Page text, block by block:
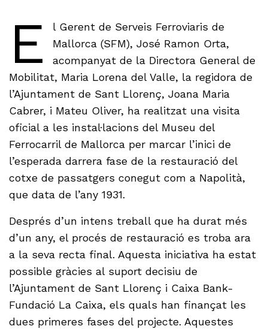
E
l Gerent de Serveis Ferroviaris de
Mallorca (SFM), José Ramon Orta,
acompanyat de la Directora General de
Mobilitat, Maria Lorena del Valle, la regidora de
l’Ajuntament de Sant Llorenç, Joana Maria
Cabrer, i Mateu Oliver, ha realitzat una visita
oficial a les instal·lacions del Museu del
Ferrocarril de Mallorca per marcar l’inici de
l’esperada darrera fase de la restauració del
cotxe de passatgers conegut com a Napolità,
que data de l’any 1931.
Després d’un intens treball que ha durat més
d’un any, el procés de restauració es troba ara
a la seva recta final. Aquesta iniciativa ha estat
possible gràcies al suport decisiu de
l’Ajuntament de Sant Llorenç i Caixa Bank-
Fundació La Caixa, els quals han finançat les
dues primeres fases del projecte. Aquestes